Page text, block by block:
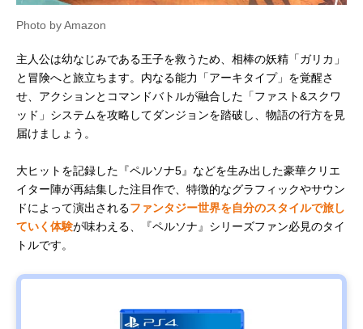
Photo by Amazon
主人公は幼なじみである王子を救うため、相棒の妖精「ガリカ」
と冒険へと旅立ちます。内なる能力「アーキタイプ」を覚醒さ
せ、アクションとコマンドバトルが融合した「ファスト&スクワ
ッド」システムを攻略してダンジョンを踏破し、物語の行方を見
届けましょう。
大ヒットを記録した『ペルソナ5』などを生み出した豪華クリエ
イター陣が再結集した注目作で、特徴的なグラフィックやサウン
ドによって演出されるファンタジー世界を自分のスタイルで旅し
ていく体験が味わえる、『ペルソナ』シリーズファン必見のタイ
トルです。